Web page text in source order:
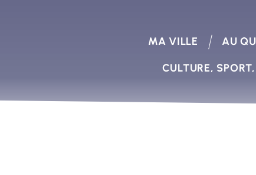
MA VILLE AU
CULTURE,